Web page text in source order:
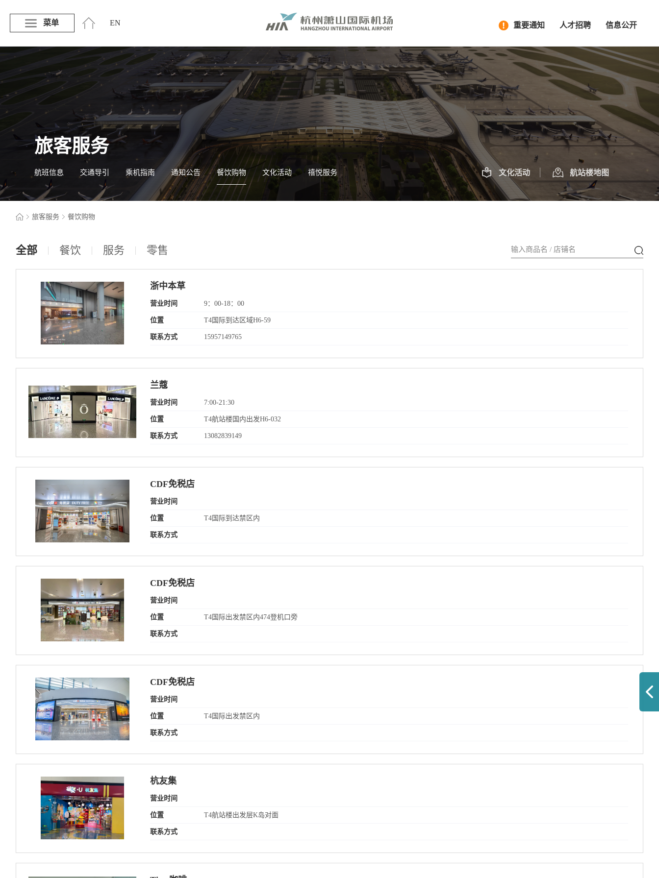
菜单 EN 信息公开
人才招聘
重要通知
旅客服务
航班信息 交通导引 乘机指南 通知公告 餐饮购物 文化活动 禧悦服务 文化活动 航站楼地图
旅客服务 餐饮购物
全部 餐饮 服务 零售
浙中本草
营业时间 9：00-18：00
位置 T4国际到达区域H6-59
联系方式 15957149765
兰蔻
营业时间 7:00-21:30
位置 T4航站楼国内出发H6-032
联系方式 13082839149
CDF免税店
营业时间
位置 T4国际到达禁区内
联系方式
CDF免税店
营业时间
位置 T4国际出发禁区内474登机口旁
联系方式
CDF免税店
营业时间
位置 T4国际出发禁区内
联系方式
杭友集
营业时间
位置 T4航站楼出发层K岛对面
联系方式